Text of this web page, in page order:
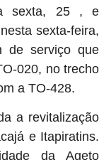
sexta, 25 , e
sexta-feira,
de serviço que
020, no trecho
a TO-428.
a revitalização
e Itapiratins.
da Ageto